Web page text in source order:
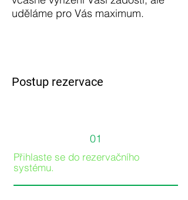
uděláme pro Vás maximum.
Postup rezervace
01
Přihlaste se do rezervačního
systému.